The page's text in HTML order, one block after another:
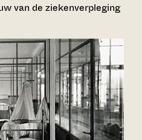
van de ziekenverpleging